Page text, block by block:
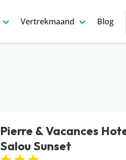
Vertrekmaand Blog
Pierre & Vacances
Salou Sunset